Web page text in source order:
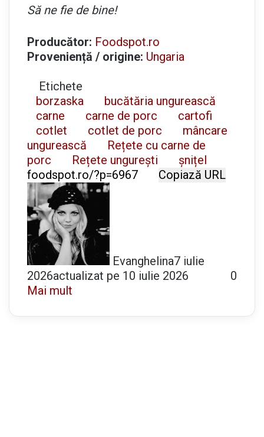
Să ne fie de bine!
Producător: Foodspot.ro
Proveniență / origine: Ungaria
Etichete
borzaska
bucătăria ungurească
carne
carne de porc
cartofi
cotlet
cotlet de porc
mâncare
ungurească
Rețete cu carne de
porc
Rețete ungurești
șnițel
Copiază URL
Evanghelina7 iulie
2026actualizat pe 10 iulie 2026
0
Mai mult